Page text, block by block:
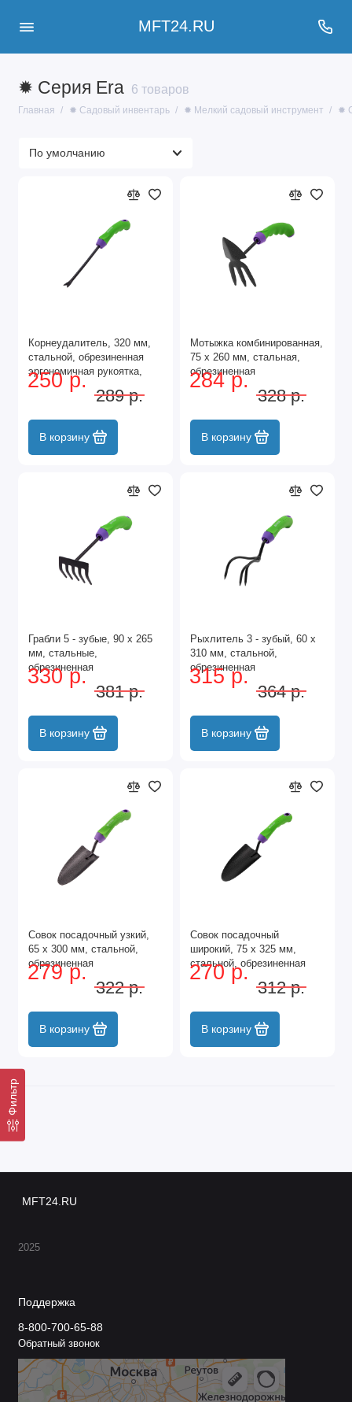
MFT24.RU
✹ Серия Era 6 товаров
Главная ✹ Садовый инвентарь ✹ Мелкий садовый инструмент ✹
Фильтр
Корнеудалитель, 320 мм,
стальной, обрезиненная
эргономичная рукоятка,
Era, Palisad
250 р.
289 р.
В корзину
Мотыжка комбинированная,
75 х 260 мм, стальная,
обрезиненная
эргономичная рукоятка,
284 р.
328 р.
В корзину
Грабли 5 - зубые, 90 х 265
мм, стальные,
обрезиненная
эргономичная рукоятка,
330 р.
381 р.
В корзину
Рыхлитель 3 - зубый, 60 х
310 мм, стальной,
обрезиненная
эргономичная рукоятка,
315 р.
364 р.
В корзину
Совок посадочный узкий,
65 х 300 мм, стальной,
обрезиненная
эргономичная рукоятка,
279 р.
322 р.
В корзину
Совок посадочный
широкий, 75 х 325 мм,
стальной, обрезиненная
эргономичная рукоятка,
270 р.
312 р.
В корзину
MFT24.RU
2025
Поддержка
8-800-700-65-88
Обратный звонок